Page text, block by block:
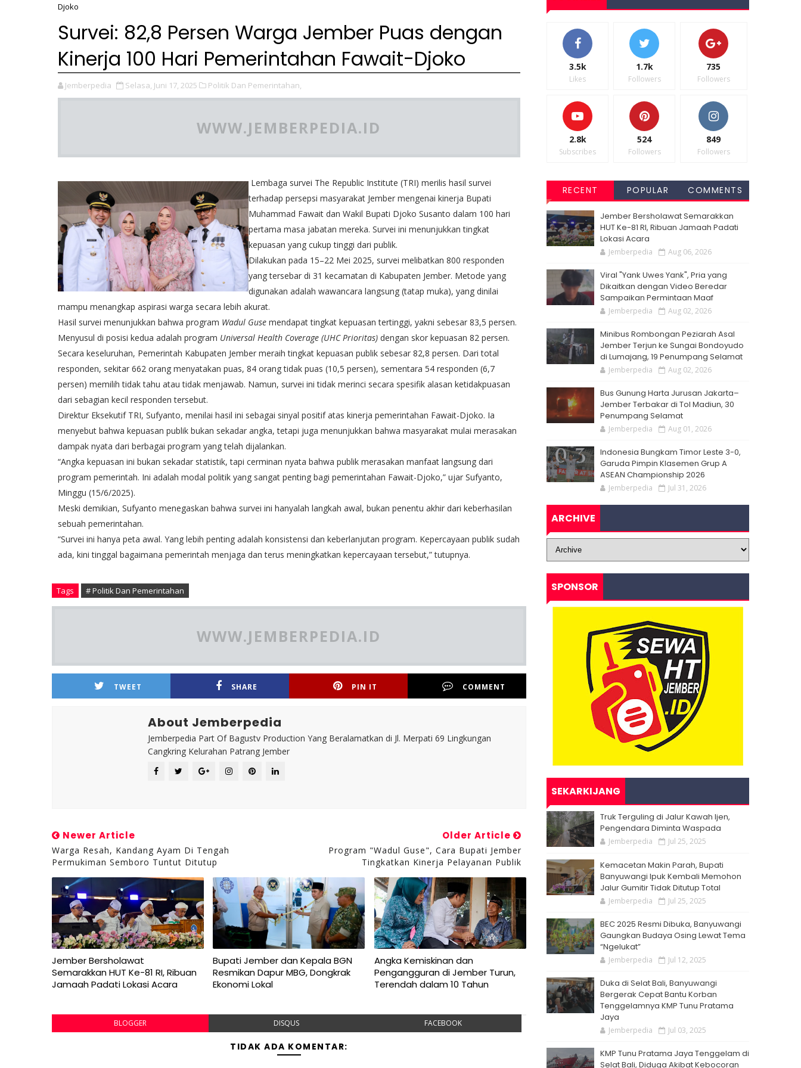
Djoko
Survei: 82,8 Persen Warga Jember Puas dengan
Kinerja 100 Hari Pemerintahan Fawait-Djoko
Jemberpedia Selasa, Juni 17, 2025 Politik Dan Pemerintahan,
WWW.JEMBERPEDIA.ID
Lembaga survei The Republic Institute (TRI) merilis hasil survei
terhadap persepsi masyarakat Jember mengenai kinerja Bupati
Muhammad Fawait dan Wakil Bupati Djoko Susanto dalam 100 hari
pertama masa jabatan mereka. Survei ini menunjukkan tingkat
kepuasan yang cukup tinggi dari publik.
Dilakukan pada 15–22 Mei 2025, survei melibatkan 800 responden
yang tersebar di 31 kecamatan di Kabupaten Jember. Metode yang
digunakan adalah wawancara langsung (tatap muka), yang dinilai
mampu menangkap aspirasi warga secara lebih akurat.
Hasil survei menunjukkan bahwa program Wadul Guse mendapat tingkat kepuasan tertinggi, yakni sebesar 83,5 persen.
Menyusul di posisi kedua adalah program Universal Health Coverage (UHC Prioritas) dengan skor kepuasan 82 persen.
Secara keseluruhan, Pemerintah Kabupaten Jember meraih tingkat kepuasan publik sebesar 82,8 persen. Dari total
responden, sekitar 662 orang menyatakan puas, 84 orang tidak puas (10,5 persen), sementara 54 responden (6,7
persen) memilih tidak tahu atau tidak menjawab. Namun, survei ini tidak merinci secara spesifik alasan ketidakpuasan
dari sebagian kecil responden tersebut.
Direktur Eksekutif TRI, Sufyanto, menilai hasil ini sebagai sinyal positif atas kinerja pemerintahan Fawait-Djoko. Ia
menyebut bahwa kepuasan publik bukan sekadar angka, tetapi juga menunjukkan bahwa masyarakat mulai merasakan
dampak nyata dari berbagai program yang telah dijalankan.
“Angka kepuasan ini bukan sekadar statistik, tapi cerminan nyata bahwa publik merasakan manfaat langsung dari
program pemerintah. Ini adalah modal politik yang sangat penting bagi pemerintahan Fawait-Djoko,” ujar Sufyanto,
Minggu (15/6/2025).
Meski demikian, Sufyanto menegaskan bahwa survei ini hanyalah langkah awal, bukan penentu akhir dari keberhasilan
sebuah pemerintahan.
“Survei ini hanya peta awal. Yang lebih penting adalah konsistensi dan keberlanjutan program. Kepercayaan publik sudah
ada, kini tinggal bagaimana pemerintah menjaga dan terus meningkatkan kepercayaan tersebut,” tutupnya.
Tags # Politik Dan Pemerintahan
WWW.JEMBERPEDIA.ID
TWEET SHARE PIN IT COMMENT
About Jemberpedia
Jemberpedia Part Of Bagustv Production Yang Beralamatkan di Jl. Merpati 69 Lingkungan
Cangkring Kelurahan Patrang Jember
Newer Article
Warga Resah, Kandang Ayam Di Tengah
Permukiman Semboro Tuntut Ditutup
Older Article
Program "Wadul Guse", Cara Bupati Jember
Tingkatkan Kinerja Pelayanan Publik
Jember Bersholawat
Semarakkan HUT Ke-81 RI, Ribuan
Jamaah Padati Lokasi Acara
Bupati Jember dan Kepala BGN
Resmikan Dapur MBG, Dongkrak
Ekonomi Lokal
Angka Kemiskinan dan
Pengangguran di Jember Turun,
Terendah dalam 10 Tahun
BLOGGER DISQUS FACEBOOK
TIDAK ADA KOMENTAR:
3.5k
Likes
1.7k
Followers
735
Followers
2.8k
Subscribes
524
Followers
849
Followers
RECENT POPULAR COMMENTS
Jember Bersholawat Semarakkan
HUT Ke-81 RI, Ribuan Jamaah Padati
Lokasi Acara
Jemberpedia Aug 06, 2026
Viral "Yank Uwes Yank", Pria yang
Dikaitkan dengan Video Beredar
Sampaikan Permintaan Maaf
Jemberpedia Aug 02, 2026
Minibus Rombongan Peziarah Asal
Jember Terjun ke Sungai Bondoyudo
di Lumajang, 19 Penumpang Selamat
Jemberpedia Aug 02, 2026
Bus Gunung Harta Jurusan Jakarta–
Jember Terbakar di Tol Madiun, 30
Penumpang Selamat
Jemberpedia Aug 01, 2026
Indonesia Bungkam Timor Leste 3-0,
Garuda Pimpin Klasemen Grup A
ASEAN Championship 2026
Jemberpedia Jul 31, 2026
ARCHIVE
SPONSOR
SEKARKIJANG
Truk Terguling di Jalur Kawah Ijen,
Pengendara Diminta Waspada
Jemberpedia Jul 25, 2025
Kemacetan Makin Parah, Bupati
Banyuwangi Ipuk Kembali Memohon
Jalur Gumitir Tidak Ditutup Total
Jemberpedia Jul 25, 2025
BEC 2025 Resmi Dibuka, Banyuwangi
Gaungkan Budaya Osing Lewat Tema
“Ngelukat”
Jemberpedia Jul 12, 2025
Duka di Selat Bali, Banyuwangi
Bergerak Cepat Bantu Korban
Tenggelamnya KMP Tunu Pratama
Jaya
Jemberpedia Jul 03, 2025
KMP Tunu Pratama Jaya Tenggelam di
Selat Bali, Diduga Akibat Kebocoran